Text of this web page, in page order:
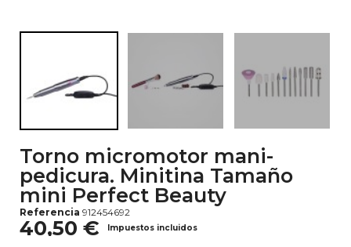
Torno micromotor mani-
pedicura. Minitina Tamaño
mini Perfect Beauty
Referencia 912454692
40,50 € Impuestos incluidos